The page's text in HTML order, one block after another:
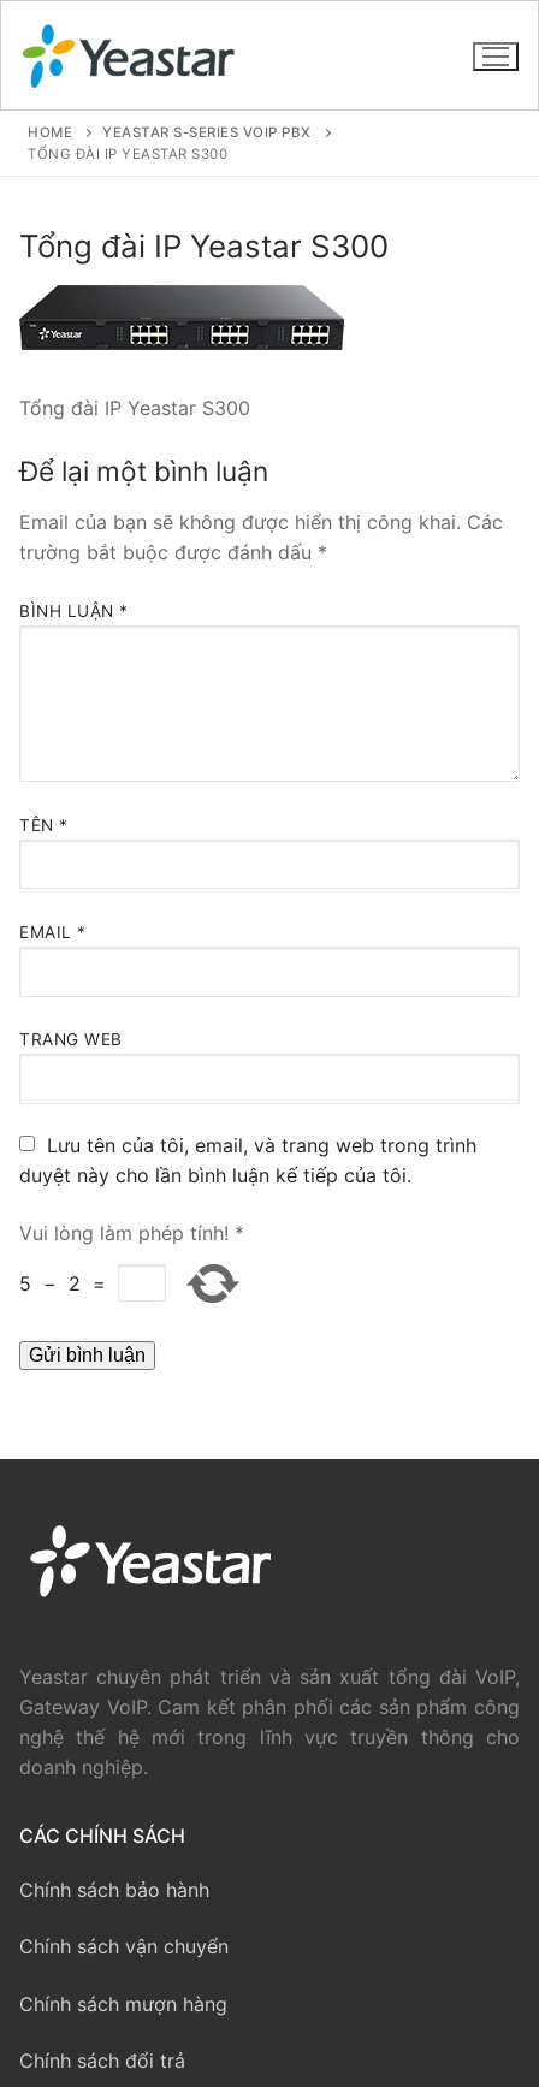
SẢN PHẨM
VOIP PBX FOR SME
Tổng đài VoIP Yeastar S20
Tổng đài VoIP Yeastar S50
Tổng đài VoIP Yeastar S100
HOSTED PHONE SYSTEM
Tổng đài Yeastar K2
VOIP GATEWAY
FXS VoIP Gateway
FXO VoIP Gateway
VoIP GSM / 3G / 4G Gateways
E1 / T1 / PRI VoIP Gateway
PRI VoIP Gateway TE100
PRI VoIP Gateway TE200
HƯỚNG DẪN
HOME
YEASTAR S-SERIES VOIP PBX
TỔNG ĐÀI IP YEASTAR S300
Tổng đài IP Yeastar S300
Tổng đài IP Yeastar S300
Để lại một bình luận
Email của bạn sẽ không được hiển thị công khai. Các
trường bắt buộc được đánh dấu *
BÌNH LUẬN *
TÊN *
EMAIL *
TRANG WEB
Lưu tên của tôi, email, và trang web trong trình
duyệt này cho lần bình luận kế tiếp của tôi.
Vui lòng làm phép tính! *
5 − 2 =
Yeastar chuyên phát triển và sản xuất tổng đài VoIP,
Gateway VoIP. Cam kết phân phối các sản phẩm công
nghệ thế hệ mới trong lĩnh vực truyền thông cho
doanh nghiệp.
CÁC CHÍNH SÁCH
Chính sách bảo hành
Chính sách vận chuyển
Chính sách mượn hàng
Chính sách đổi trả